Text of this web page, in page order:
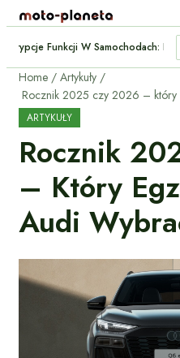
Subskrypcje Funkcji W
Home
Artykuły
Rocznik 2025 czy 2026 – który
ARTYKUŁY
Rocznik
– Który
Audi